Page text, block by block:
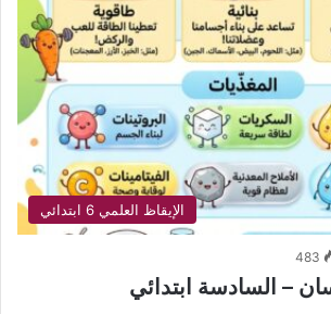
الإيقاظ العلمي 6 ابتدائي
483
– السادسة ابتدائي